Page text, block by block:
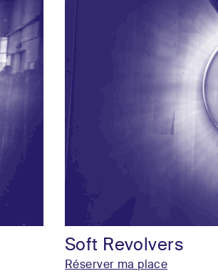
Soft Revolvers
Réserver ma place